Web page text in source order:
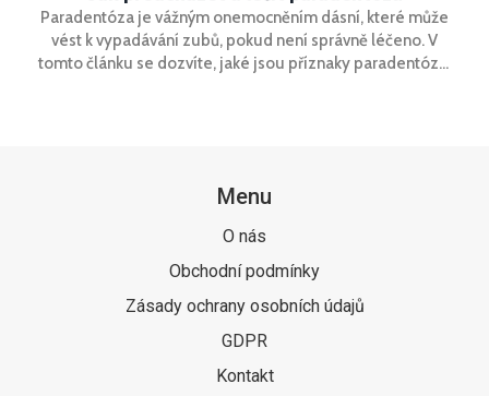
Paradentóza je vážným onemocněním dásní, které může
vést k vypadávání zubů, pokud není správně léčeno. V
tomto článku se dozvíte, jaké jsou příznaky paradentózy,
Menu
O nás
Obchodní podmínky
Zásady ochrany osobních údajů
GDPR
Kontakt